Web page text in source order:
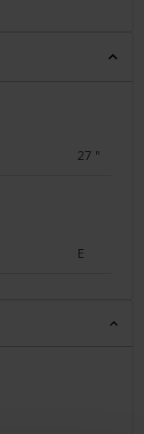
27 "
E